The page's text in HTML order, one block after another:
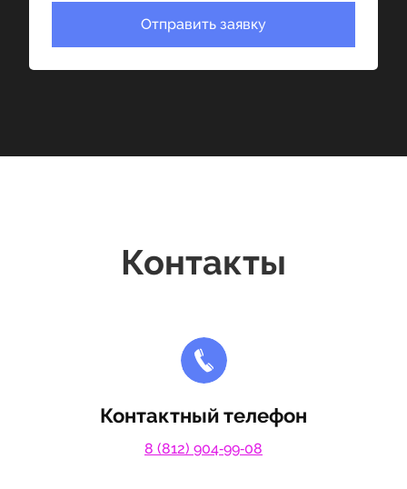
Отправить заявку
Контакты
Контактный телефон
8 (812) 904‑99‑08